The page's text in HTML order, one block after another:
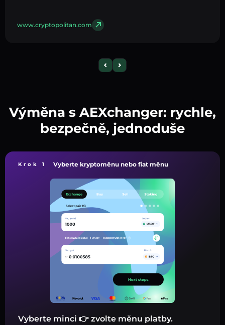
www.cryptopolitan.com
Výměna s AEXchanger: rychle,
bezpečně, jednoduše
Krok 1 Vyberte kryptoměnu nebo fiat měnu
Vyberte minci 👉 zvolte měnu platby.